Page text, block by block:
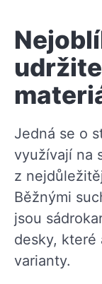
Jedná se o
využívají na
z
Běžnými
jsou
desky, které
varianty.